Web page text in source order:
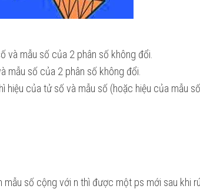
mẫu số của 2 phân số không đổi.
mẫu số của 2 phân số không đổi.
của tử số và mẫu số (hoặc hiệu của mẫu
số cộng với n thì đư­ợc một ps mới sau khi